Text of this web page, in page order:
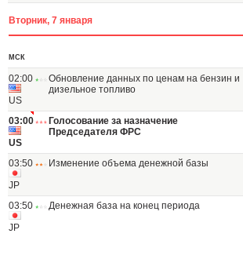
Вторник, 7 января
МСК
02:00
US
Обновление данных по ценам на бензин и
дизельное топливо
03:00
US
Голосование за назначение
Председателя ФРС
03:50
JP
Изменение объема денежной базы
03:50
JP
Денежная база на конец периода